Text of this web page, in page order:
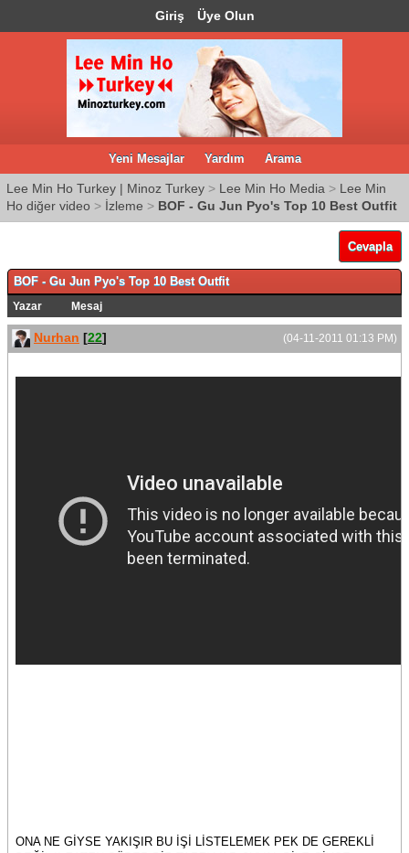
Giriş Üye Olun
Yeni Mesajlar Yardım Arama
Lee Min Ho Turkey | Minoz Turkey > Lee Min Ho Media > Lee Min
Ho diğer video > İzleme > BOF - Gu Jun Pyo's Top 10 Best Outfit
Cevapla
BOF - Gu Jun Pyo's Top 10 Best Outfit
Yazar Mesaj
(04-11-2011 01:13 PM)
Nurhan [22]
ONA NE GİYSE YAKIŞIR BU İŞİ LİSTELEMEK PEK DE GEREKLİ